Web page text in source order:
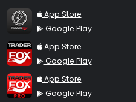
TraderFox Flash
App Store
Google Play
TraderFox App
App Store
Google Play
TraderFox Pro
App Store
Google Play